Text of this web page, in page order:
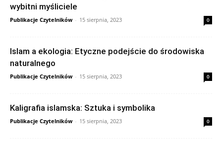
wybitni myśliciele
Publikacje Czytelników - 15 sierpnia, 2023 0
Islam a ekologia: Etyczne podejście do środowiska
naturalnego
Publikacje Czytelników - 15 sierpnia, 2023 0
Kaligrafia islamska: Sztuka i symbolika
Publikacje Czytelników - 15 sierpnia, 2023 0